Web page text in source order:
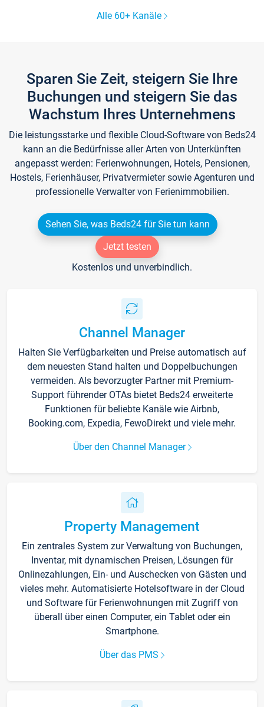
Alle 60+ Kanäle
Sparen Sie Zeit, steigern Sie Ihre
Buchungen und steigern Sie das
Wachstum Ihres Unternehmens
Die leistungsstarke und flexible Cloud-Software von Beds24
kann an die Bedürfnisse aller Arten von Unterkünften
angepasst werden: Ferienwohnungen, Hotels, Pensionen,
Hostels, Ferienhäuser, Privatvermieter sowie Agenturen und
professionelle Verwalter von Ferienimmobilien.
Sehen Sie, was Beds24 für Sie tun kann
Jetzt testen
Kostenlos und unverbindlich.
Channel Manager
Halten Sie Verfügbarkeiten und Preise automatisch auf
dem neuesten Stand halten und Doppelbuchungen
vermeiden. Als bevorzugter Partner mit Premium-
Support führender OTAs bietet Beds24 erweiterte
Funktionen für beliebte Kanäle wie Airbnb,
Booking.com, Expedia, FewoDirekt und viele mehr.
Über den Channel Manager
Property Management
Ein zentrales System zur Verwaltung von Buchungen,
Inventar, mit dynamischen Preisen, Lösungen für
Onlinezahlungen, Ein- und Auschecken von Gästen und
vieles mehr. Automatisierte Hotelsoftware in der Cloud
und Software für Ferienwohnungen mit Zugriff von
überall über einen Computer, ein Tablet oder ein
Smartphone.
Über das PMS